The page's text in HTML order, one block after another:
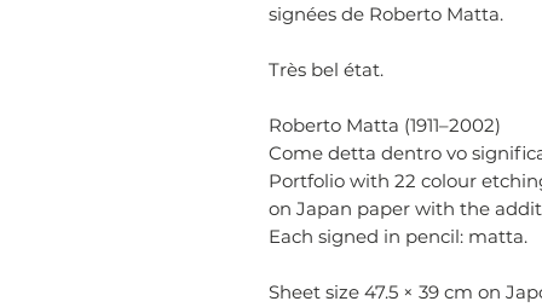
signées de Roberto Matta.
Très bel état.
Roberto Matta (1911–2002)
Come detta dentro vo
Portfolio with 22 colour
on Japan paper with the
Each signed in pencil: matta.
Sheet size 47.5 × 39 cm on